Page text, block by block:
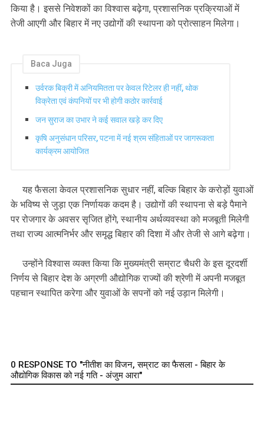
किया है। इससे निवेशकों का विश्वास बढ़ेगा, प्रशासनिक प्रक्रियाओं में
तेजी आएगी और बिहार में नए उद्योगों की स्थापना को प्रोत्साहन मिलेगा।
Baca Juga
उर्वरक बिक्री में अनियमितता पर केवल रिटेलर ही नहीं, थोक
विक्रेता एवं कंपनियों पर भी होगी कठोर कार्रवाई
जन सुराज का उभार ने कई सवाल खड़े कर दिए
कृषि अनुसंधान परिसर, पटना में नई श्रम संहिताओं पर जागरूकता
कार्यक्रम आयोजित
यह फैसला केवल प्रशासनिक सुधार नहीं, बल्कि बिहार के करोड़ों युवाओं
के भविष्य से जुड़ा एक निर्णायक कदम है। उद्योगों की स्थापना से बड़े पैमाने
पर रोजगार के अवसर सृजित होंगे, स्थानीय अर्थव्यवस्था को मजबूती मिलेगी
तथा राज्य आत्मनिर्भर और समृद्ध बिहार की दिशा में और तेजी से आगे बढ़ेगा।
उन्होंने विश्वास व्यक्त किया कि मुख्यमंत्री सम्राट चैधरी के इस दूरदर्शी
निर्णय से बिहार देश के अग्रणी औद्योगिक राज्यों की श्रेणी में अपनी मजबूत
पहचान स्थापित करेगा और युवाओं के सपनों को नई उड़ान मिलेगी।
0 RESPONSE TO "नीतीश का विजन, सम्राट का फैसला - बिहार के
औद्योगिक विकास को नई गति - अंजुम आरा"